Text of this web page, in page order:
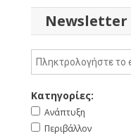
Newsletter
Κατηγορίες:
Ανάπτυξη
Περιβάλλον